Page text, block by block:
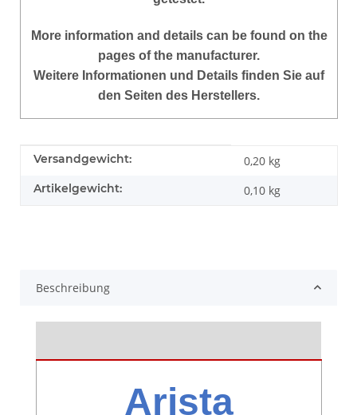
More information and details can be found on the
pages of the manufacturer.
Weitere Informationen und Details finden Sie auf
den Seiten des Herstellers.
Produkteigenschaft
Wert
Versandgewicht: 0,20 kg
Artikelgewicht: 0,10 kg
Beschreibung
Arista